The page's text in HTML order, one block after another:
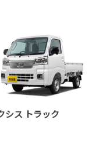
シス トラック